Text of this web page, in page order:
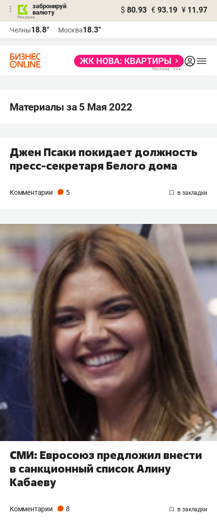
забронируй
валюту
$ 80.93 € 93.19 ¥ 11.97
Челны18.8° Москва18.3°
Материалы за 5 Мая 2022
Джен Псаки покидает должность
пресс-секретаря Белого дома
Комментарии 5
СМИ: Евросоюз предложил внести
в санкционный список Алину
Кабаеву
Комментарии 8